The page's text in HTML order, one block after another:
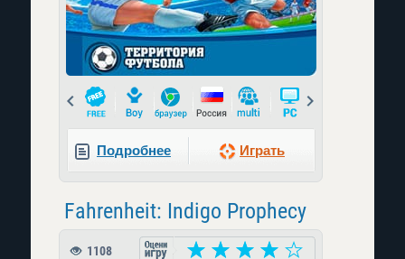
Prev
Подробнее Играть
Fahrenheit: Indigo Prophecy
1108